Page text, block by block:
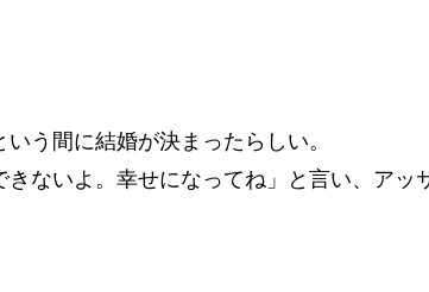
う間に結婚が決まったらしい。
ないよ。幸せになってね」と言い、アッ